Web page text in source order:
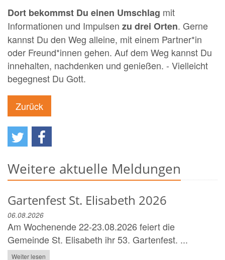
Dort bekommst Du einen Umschlag mit
Informationen und Impulsen zu drei Orten. Gerne
kannst Du den Weg alleine, mit einem Partner*in
oder Freund*innen gehen. Auf dem Weg kannst Du
innehalten, nachdenken und genießen. - Vielleicht
begegnest Du Gott.
Zurück
Weitere aktuelle Meldungen
Gartenfest St. Elisabeth 2026
06.08.2026
Am Wochenende 22-23.08.2026 feiert die
Gemeinde St. Elisabeth ihr 53. Gartenfest. ...
Weiter lesen